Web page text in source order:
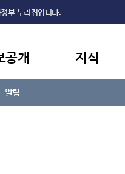
부 누리집입니다.
공개 지식
알림